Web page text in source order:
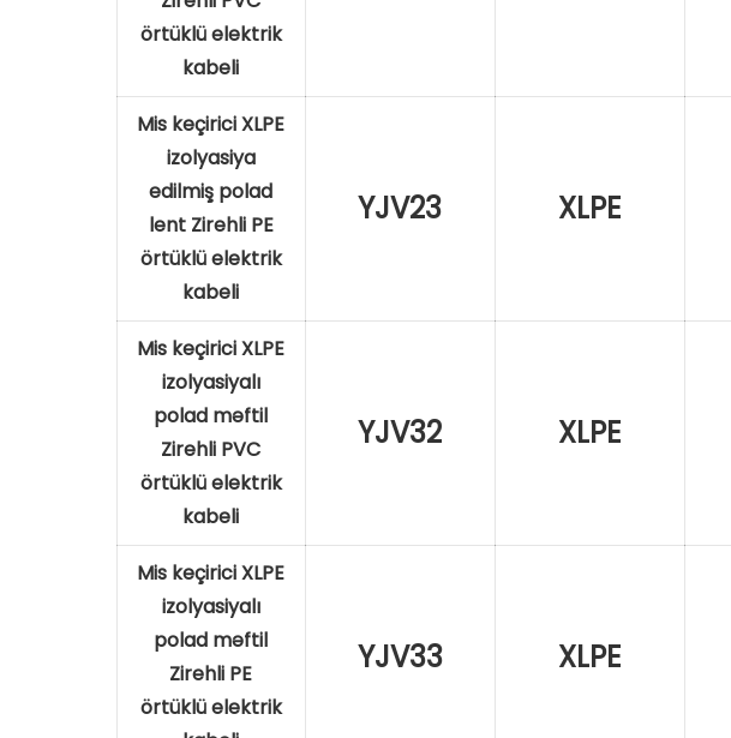
örtüklü elektrik
kabeli
Mis keçirici XLPE
izolyasiya
edilmiş polad
lent Zirehli PE
örtüklü elektrik
kabeli
YJV23 XLPE
Mis keçirici XLPE
izolyasiyalı
polad məftil
Zirehli PVC
örtüklü elektrik
kabeli
YJV32 XLPE
Mis keçirici XLPE
izolyasiyalı
polad məftil
Zirehli PE
örtüklü elektrik
YJV33 XLPE